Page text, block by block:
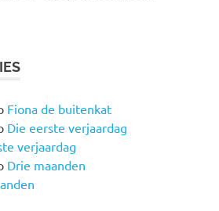
Fiona de buitenkat
Die eerste verjaardag
verjaardag
Drie maanden